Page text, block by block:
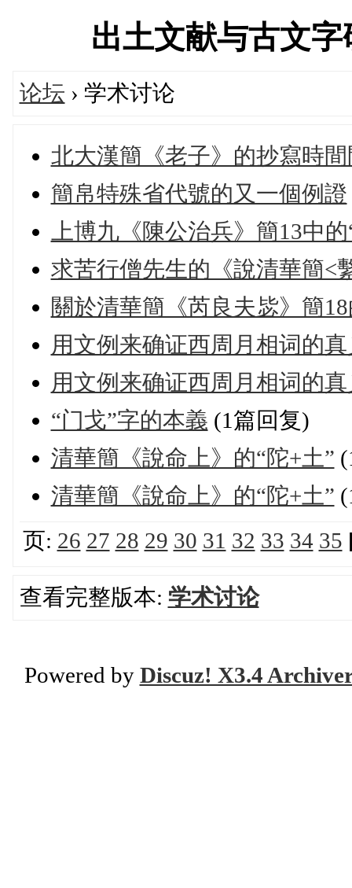
出土文献与古文
论坛 › 学术讨论
北大漢簡《老子》的抄寫時
簡帛特殊省代號的又一個例證
上博九《陳公治兵》簡13中
求苦行僧先生的《說清華簡<
關於清華簡《芮良夫毖》簡
用文例来确证西周月相词的真
用文例来确证西周月相词的真
“门戈”字的本義 (1篇回复)
清華簡《說命上》的“陀+土”
清華簡《說命上》的“陀+土”
页: 26 27 28 29 30 31 32 33 34 35
查看完整版本: 学术讨论
Powered by Discuz! X3.4